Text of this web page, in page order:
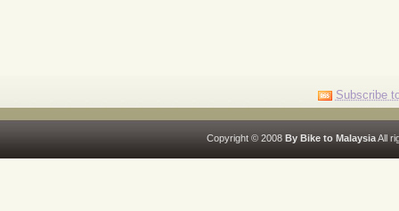
Subscribe
Copyright © 2008 By Bike to MalaysiaAll